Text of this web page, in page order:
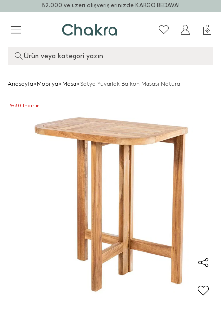
₺2.000 ve üzeri alışverişlerinizde KARGO BEDAVA!
Ürün veya kategori yazın
Anasayfa>Mobilya>Masa>Satya Yuvarlak Balkon Masası Natural
%30 İndirim